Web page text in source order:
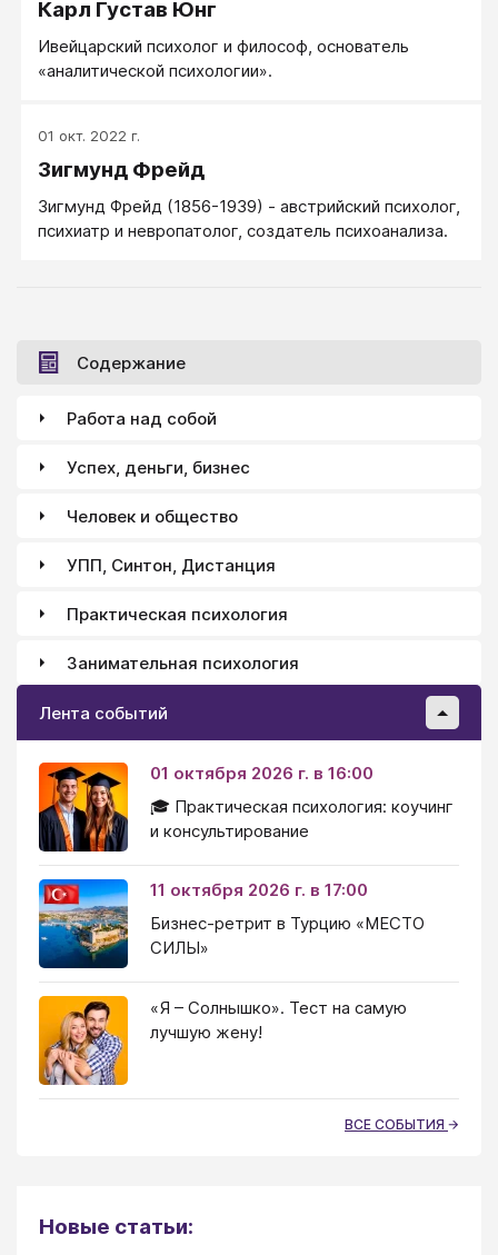
Карл Густав Юнг
Ивейцарский психолог и философ, основатель
«аналитической психологии».
01 окт. 2022 г.
Зигмунд Фрейд
Зигмунд Фрейд (1856-1939) - австрийский психолог,
психиатр и невропатолог, создатель психоанализа.
Содержание
Работа над собой
Успех, деньги, бизнес
Человек и общество
УПП, Синтон, Дистанция
Практическая психология
Занимательная психология
Лента событий
01 октября 2026 г. в 16:00
🎓 Практическая психология: коучинг
и консультирование
11 октября 2026 г. в 17:00
Бизнес-ретрит в Турцию «МЕСТО
СИЛЫ»
«Я – Солнышко». Тест на самую
лучшую жену!
ВСЕ СОБЫТИЯ
Новые статьи: